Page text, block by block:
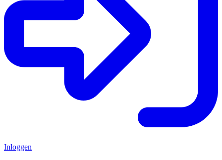
Inloggen